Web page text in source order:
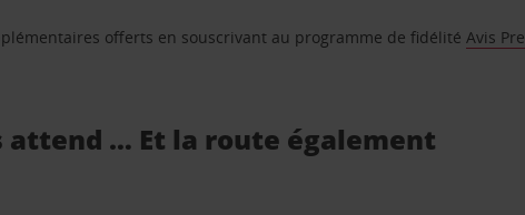
offerts en souscrivant au programme de fidélitéAvis
… Et la route également